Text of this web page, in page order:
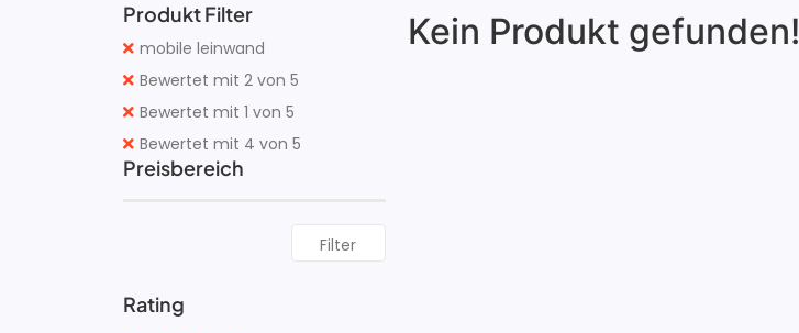
Produkt Filter
mobile leinwand
Bewertet mit 2 von 5
Bewertet mit 1 von 5
Bewertet mit 4 von 5
Preisbereich
Filter
Rating
Kein Produkt gefunden!